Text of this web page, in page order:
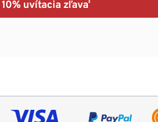
10% uvítacia zľava¹